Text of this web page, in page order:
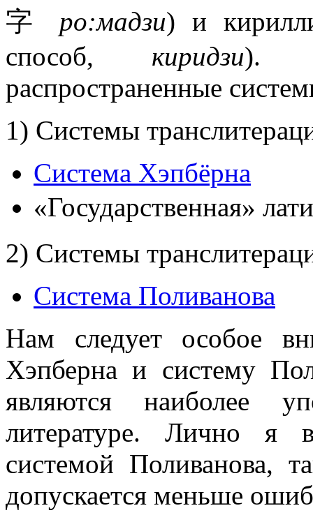
字 ро:мадзи) и
способ, киридзи).
распространенные
1) Системы
Система Хэпбёрна
«Государственная»
2) Системы
Система Поливанова
Нам следует особое
Хэпберна и систему
являются наиболее
литературе. Лично я
системой Поливанова,
допускается меньше